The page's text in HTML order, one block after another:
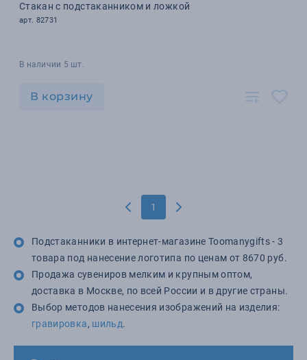
Стакан с подстаканником и ложкой
арт. 82731
В наличии 5 шт.
В корзину
1
Подстаканники в интернет-магазине Toomanygifts - 3
товара под нанесение логотипа по ценам от 8670 руб.
Продажа сувениров мелким и крупным оптом,
доставка в Москве, по всей России и в другие страны.
Выбор методов нанесения изображений на изделия:
гравировка, шильд.